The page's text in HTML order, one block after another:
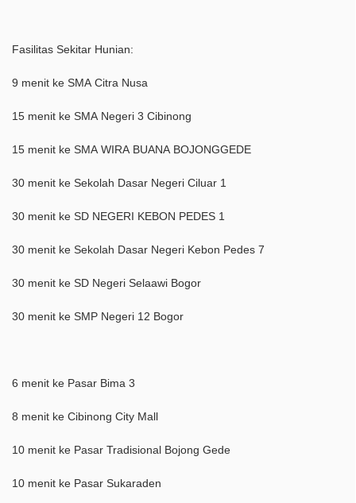
Fasilitas Sekitar Hunian:
9 menit ke SMA Citra Nusa
15 menit ke SMA Negeri 3 Cibinong
15 menit ke SMA WIRA BUANA BOJONGGEDE
30 menit ke Sekolah Dasar Negeri Ciluar 1
30 menit ke SD NEGERI KEBON PEDES 1
30 menit ke Sekolah Dasar Negeri Kebon Pedes 7
30 menit ke SD Negeri Selaawi Bogor
30 menit ke SMP Negeri 12 Bogor
6 menit ke Pasar Bima 3
8 menit ke Cibinong City Mall
10 menit ke Pasar Tradisional Bojong Gede
10 menit ke Pasar Sukaraden